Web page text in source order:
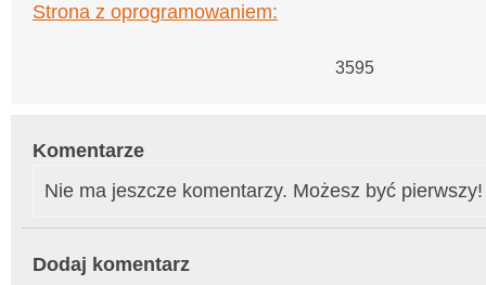
Strona z oprogramowaniem:
3595
Komentarze
Nie ma jeszcze komentarzy. Możesz być pierwszy!
Dodaj komentarz